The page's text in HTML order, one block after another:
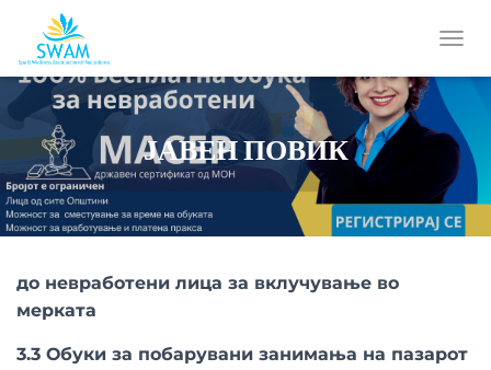
O
G
L
N
A
V
ЈАВЕН ПОВИК
до невработени лица за вклучување во
мерката
3.3 Обуки за побарувани занимања на пазарот